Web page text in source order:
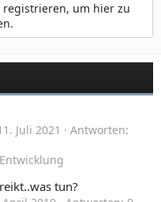
um hier zu
Juli 2021
Antworten:
tun?